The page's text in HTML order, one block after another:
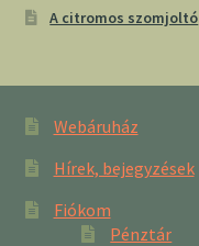
A citromos szomjoltó
Webáruház
Hírek, bejegyzések
Fiókom
Pénztár